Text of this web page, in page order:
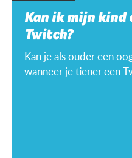
Kan ik mijn kind
Twitch?
Kan je als ouder een
wanneer je tiener een